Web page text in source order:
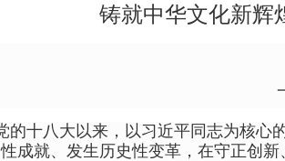
铸就中华文化新辉
的十八大以来，以习近平同志为核心
成就、发生历史性变革，在守正创